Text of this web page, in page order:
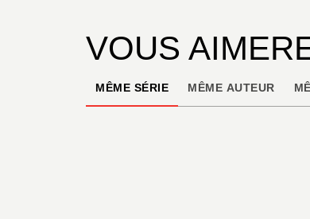
VOUS
MÊME SÉRIE MÊME AUTEUR